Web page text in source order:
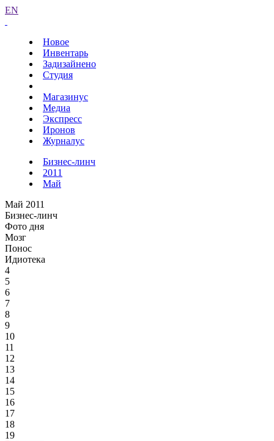
EN
Новое
Инвентарь
Задизайнено
Студия
Магазинус
Медиа
Экспресс
Иронов
Журналус
Бизнес-линч
2011
Май
Май 2011
Бизнес-линч
Фото дня
Мозг
Понос
Идиотека
4
5
6
7
8
9
10
11
12
13
14
15
16
17
18
19